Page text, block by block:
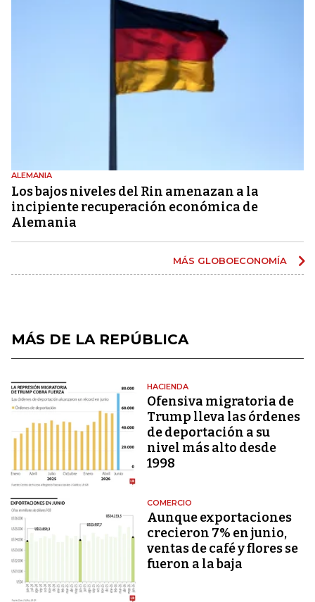
ALEMANIA
Los bajos niveles del Rin amenazan a la
incipiente recuperación económica de
Alemania
MÁS GLOBOECONOMÍA
MÁS DE LA REPÚBLICA
HACIENDA
Ofensiva migratoria de
Trump lleva las órdenes
de deportación a su
nivel más alto desde
1998
COMERCIO
Aunque exportaciones
crecieron 7% en junio,
ventas de café y flores se
fueron a la baja